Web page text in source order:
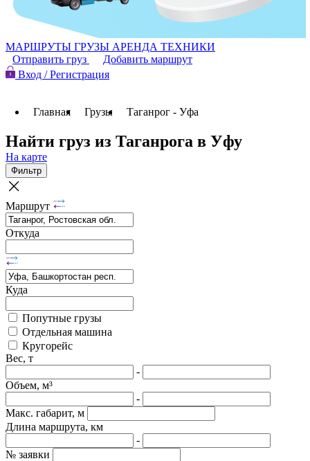
МАРШРУТЫ ГРУЗЫ АРЕНДА ТЕХНИКИ
Отправить груз
Добавить маршрут
Вход / Регистрация
Главная Грузы Таганрог - Уфа
Найти груз из Таганрога в Уфу
На карте
Фильтр
Маршрут
Откуда
Куда
Попутные грузы
Отдельная машина
Кругорейс
Вес, т
-
Объем, м³
-
Макс. габарит, м
Длина маршрута, км
-
№ заявки